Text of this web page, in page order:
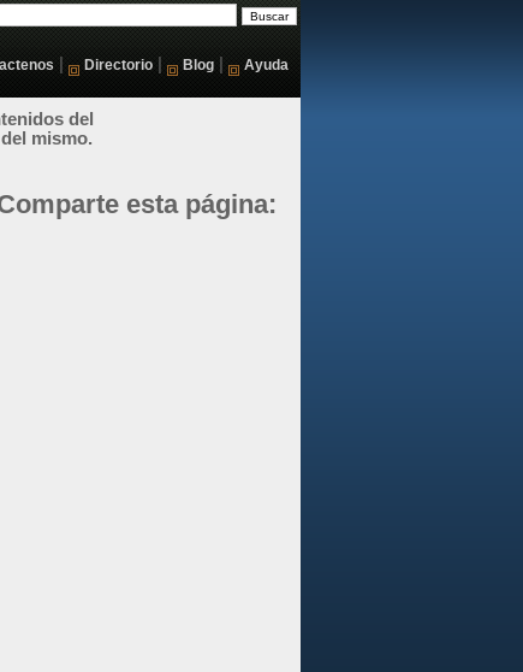
Directorio Blog Ayuda
del
mismo.
esta página: